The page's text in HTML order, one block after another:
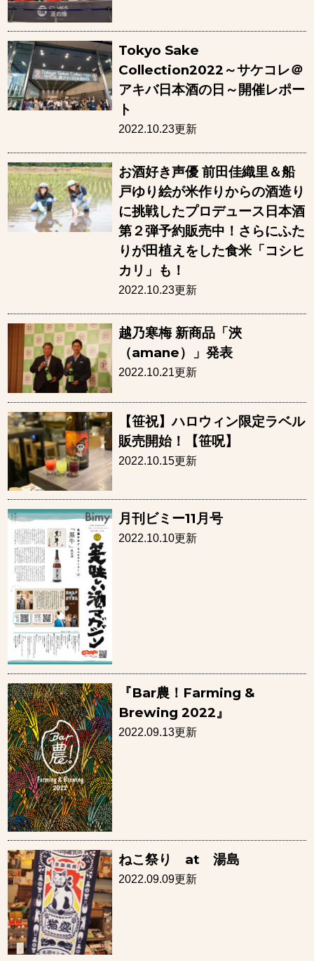
Tokyo Sake
Collection2022～サケコレ＠
アキバ日本酒の日～開催レポー
ト
2022.10.23更新
お酒好き声優 前田佳織里＆船
戸ゆり絵が米作りからの酒造り
に挑戦したプロデュース日本酒
第２弾予約販売中！さらにふた
りが田植えをした食米「コシヒ
カリ」も！
2022.10.23更新
越乃寒梅 新商品「浹
（amane）」発表
2022.10.21更新
【笹祝】ハロウィン限定ラベル
販売開始！【笹呪】
2022.10.15更新
月刊ビミー11月号
2022.10.10更新
『Bar農！Farming &
Brewing 2022』
2022.09.13更新
ねこ祭り at 湯島
2022.09.09更新